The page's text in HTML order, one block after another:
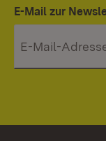
E-Mail zur